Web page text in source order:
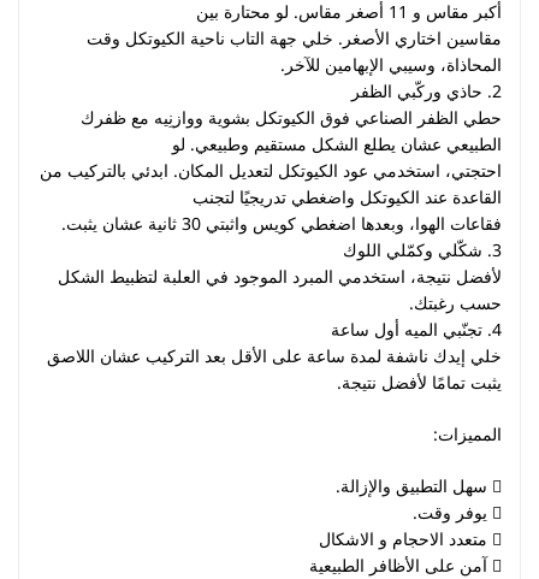
أكبر مقاس و 11 أصغر مقاس. لو محتارة بين
مقاسين اختاري الأصغر. خلي جهة التاب ناحية الكيوتكل وقت
المحاذاة، وسيبي الإبهامين للآخر.
2. حاذي وركّبي الظفر
حطي الظفر الصناعي فوق الكيوتكل بشوية ووازنِيه مع ظفرك
الطبيعي عشان يطلع الشكل مستقيم وطبيعي. لو
احتجتي، استخدمي عود الكيوتكل لتعديل المكان. ابدئي بالتركيب من
القاعدة عند الكيوتكل واضغطي تدريجيًا لتجنب
فقاعات الهوا، وبعدها اضغطي كويس واثبتي 30 ثانية عشان يثبت.
3. شكّلي وكمّلي اللوك
لأفضل نتيجة، استخدمي المبرد الموجود في العلبة لتظبيط الشكل
حسب رغبتك.
4. تجنّبي الميه أول ساعة
خلي إيدك ناشفة لمدة ساعة على الأقل بعد التركيب عشان اللاصق
يثبت تمامًا لأفضل نتيجة.
المميزات:
 سهل التطبيق والإزالة.
 يوفر وقت.
 متعدد الاحجام و الاشكال
 آمن على الأظافر الطبيعية